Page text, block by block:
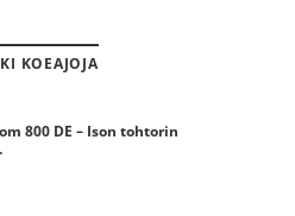
KOEAJOJA
800 DE – Ison tohtorin